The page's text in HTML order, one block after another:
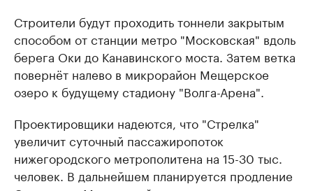
Строители будут проходить тоннели закрытым
способом от станции метро "Московская" вдоль
берега Оки до Канавинского моста. Затем ветка
повернёт налево в микрорайон Мещерское
озеро к будущему стадиону "Волга-Арена".
Проектировщики надеются, что "Стрелка"
увеличит суточный пассажиропоток
нижегородского метрополитена на 15-30 тыс.
человек. В дальнейшем планируется продление